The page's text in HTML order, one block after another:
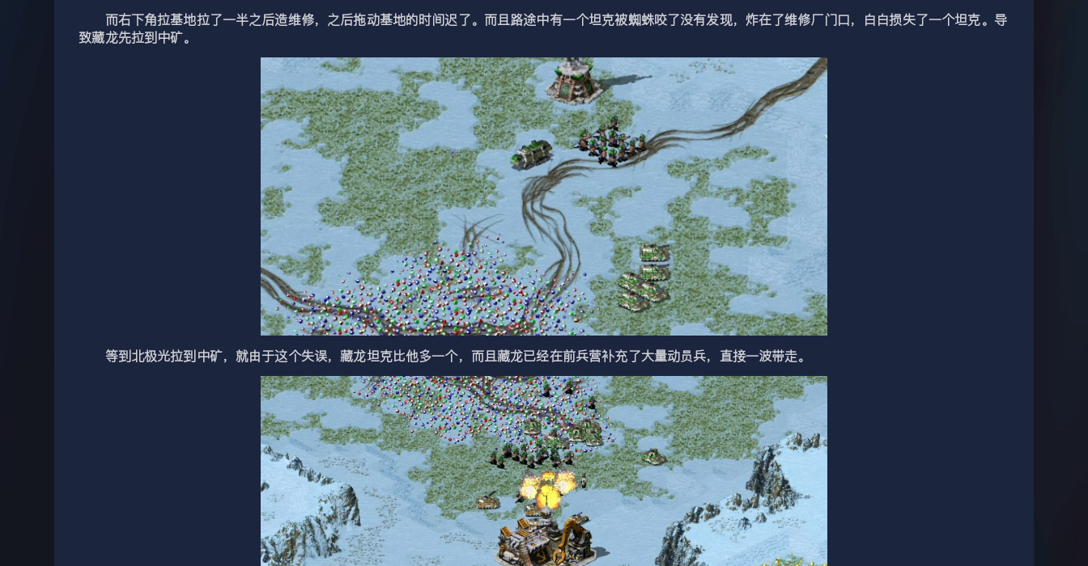
而右下角拉基地拉了一半之后造维修，之后拖动基地的时间迟了。而且路途中有一个坦克被蜘蛛咬了没有发现，炸在了维修厂门口，白白损失了一个坦克。导
致藏龙先拉到中矿。
等到北极光拉到中矿，就由于这个失误，藏龙坦克比他多一个，而且藏龙已经在前兵营补充了大量动员兵，直接一波带走。